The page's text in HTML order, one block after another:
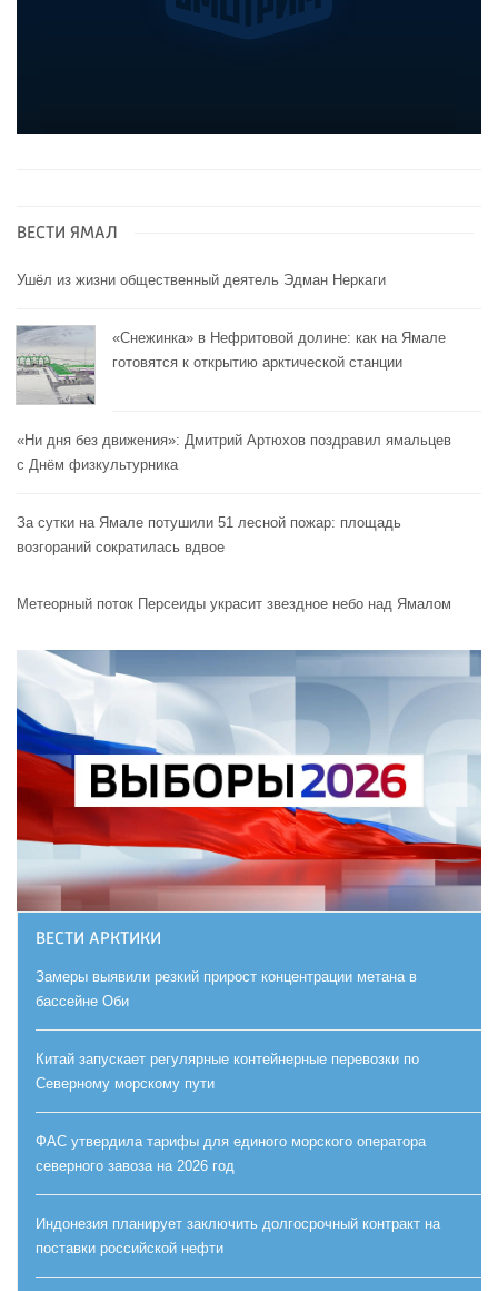
ВЕСТИ ЯМАЛ
Ушёл из жизни общественный деятель Эдман Неркаги
«Снежинка» в Нефритовой долине: как на Ямале
готовятся к открытию арктической станции
«Ни дня без движения»: Дмитрий Артюхов поздравил ямальцев
с Днём физкультурника
За сутки на Ямале потушили 51 лесной пожар: площадь
возгораний сократилась вдвое
Метеорный поток Персеиды украсит звездное небо над Ямалом
ВЕСТИ АРКТИКИ
Замеры выявили резкий прирост концентрации метана в
бассейне Оби
Китай запускает регулярные контейнерные перевозки по
Северному морскому пути
ФАС утвердила тарифы для единого морского оператора
северного завоза на 2026 год
Индонезия планирует заключить долгосрочный контракт на
поставки российской нефти